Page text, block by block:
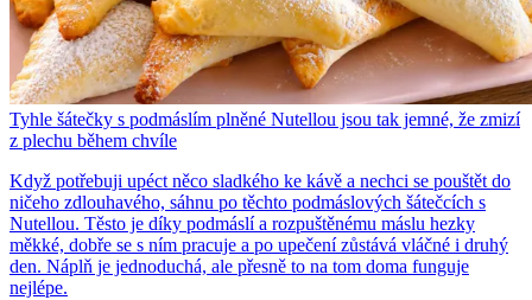
Tyhle šátečky s podmáslím plněné Nutellou jsou tak jemné, že zmizí
z plechu během chvíle
Když potřebuji upéct něco sladkého ke kávě a nechci se pouštět do
ničeho zdlouhavého, sáhnu po těchto podmáslových šátečcích s
Nutellou. Těsto je díky podmáslí a rozpuštěnému máslu hezky
měkké, dobře se s ním pracuje a po upečení zůstává vláčné i druhý
den. Náplň je jednoduchá, ale přesně to na tom doma funguje
nejlépe.